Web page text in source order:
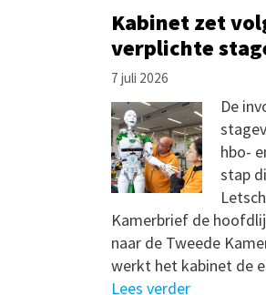
Kabinet zet
verplichte
7 juli 2026
De
hbo-
stap
Kamerbrief de
naar de Tweede
werkt het kabinet de
Lees verder